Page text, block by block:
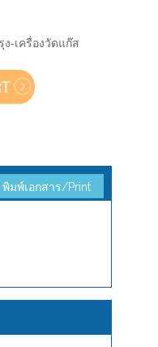
ง-เครื่องวัดแก๊ส
พิมพ์เอกสาร/Print